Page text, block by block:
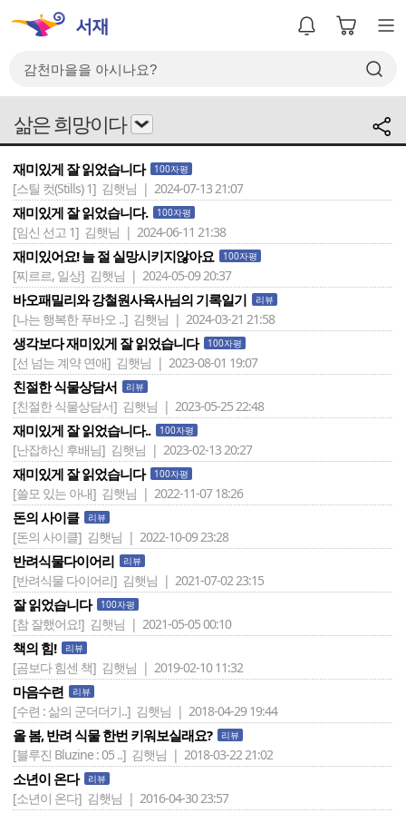
삶은 희망이다
재미있게 잘 읽었습니다 100자평
[스틸 컷(Stills) 1] 김햇님 | 2024-07-13 21:07
재미있게 잘 읽었습니다. 100자평
[임신 선고 1] 김햇님 | 2024-06-11 21:38
재미있어요! 늘 절 실망시키지않아요 100자평
[찌르르, 일상] 김햇님 | 2024-05-09 20:37
바오패밀리와 강철원사육사님의 기록일기 리뷰
[나는 행복한 푸바오 ..] 김햇님 | 2024-03-21 21:58
생각보다 재미있게 잘 읽었습니다 100자평
[선 넘는 계약 연애] 김햇님 | 2023-08-01 19:07
친절한 식물상담서 리뷰
[친절한 식물상담서] 김햇님 | 2023-05-25 22:48
재미있게 잘 읽었습니다.. 100자평
[난잡하신 후배님] 김햇님 | 2023-02-13 20:27
재미있게 잘 읽었습니다 100자평
[쓸모 있는 아내] 김햇님 | 2022-11-07 18:26
돈의 사이클 리뷰
[돈의 사이클] 김햇님 | 2022-10-09 23:28
반려식물다이어리 리뷰
[반려식물 다이어리] 김햇님 | 2021-07-02 23:15
잘 읽었습니다 100자평
[참 잘했어요!] 김햇님 | 2021-05-05 00:10
책의 힘! 리뷰
[곰보다 힘센 책] 김햇님 | 2019-02-10 11:32
마음수련 리뷰
[수련 : 삶의 군더더기..] 김햇님 | 2018-04-29 19:44
올 봄, 반려 식물 한번 키워보실래요? 리뷰
[블루진 Bluzine : 05 ..] 김햇님 | 2018-03-22 21:02
소년이 온다 리뷰
[소년이 온다] 김햇님 | 2016-04-30 23:57